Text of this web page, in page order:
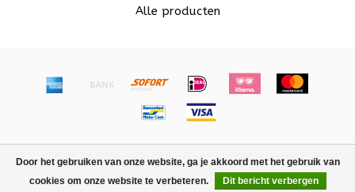
Door het gebruiken van onze website, ga je akkoord met het gebruik van
cookies om onze website te verbeteren.
Dit bericht verbergen
Alle producten
Lightspeed design
Dyvelopment
FILTERS